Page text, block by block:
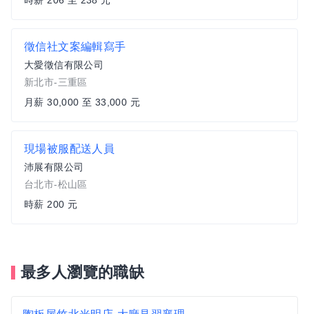
徵信社文案編輯寫手
大愛徵信有限公司
新北市-三重區
月薪 30,000 至 33,000 元
現場被服配送人員
沛展有限公司
台北市-松山區
時薪 200 元
最多人瀏覽的職缺